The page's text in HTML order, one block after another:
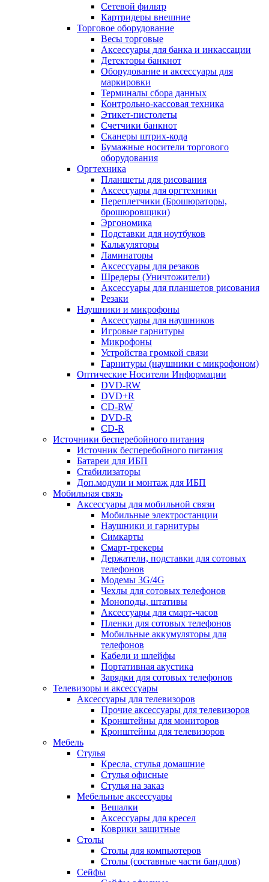
Сетевой фильтр
Картридеры внешние
Торговое оборудование
Весы торговые
Аксессуары для банка и инкассации
Детекторы банкнот
Оборудование и аксессуары для
маркировки
Терминалы сбора данных
Контрольно-кассовая техника
Этикет-пистолеты
Счетчики банкнот
Сканеры штрих-кода
Бумажные носители торгового
оборудования
Оргтехника
Планшеты для рисования
Аксессуары для оргтехники
Переплетчики (Брошюраторы,
брошюровщики)
Эргономика
Подставки для ноутбуков
Калькуляторы
Ламинаторы
Аксессуары для резаков
Шредеры (Уничтожители)
Аксессуары для планшетов рисования
Резаки
Наушники и микрофоны
Аксессуары для наушников
Игровые гарнитуры
Микрофоны
Устройства громкой связи
Гарнитуры (наушники с микрофоном)
Оптические Носители Информации
DVD-RW
DVD+R
CD-RW
DVD-R
CD-R
Источники бесперебойного питания
Источник бесперебойного питания
Батареи для ИБП
Стабилизаторы
Доп.модули и монтаж для ИБП
Мобильная связь
Аксессуары для мобильной связи
Мобильные электростанции
Наушники и гарнитуры
Симкарты
Смарт-трекеры
Держатели, подставки для сотовых
телефонов
Модемы 3G/4G
Чехлы для сотовых телефонов
Моноподы, штативы
Аксессуары для смарт-часов
Пленки для сотовых телефонов
Мобильные аккумуляторы для
телефонов
Кабели и шлейфы
Портативная акустика
Зарядки для сотовых телефонов
Телевизоры и аксессуары
Аксессуары для телевизоров
Прочие аксессуары для телевизоров
Кронштейны для мониторов
Кронштейны для телевизоров
Мебель
Стулья
Кресла, стулья домашние
Стулья офисные
Стулья на заказ
Мебельные аксессуары
Вешалки
Аксессуары для кресел
Коврики защитные
Столы
Столы для компьютеров
Столы (составные части бандлов)
Сейфы